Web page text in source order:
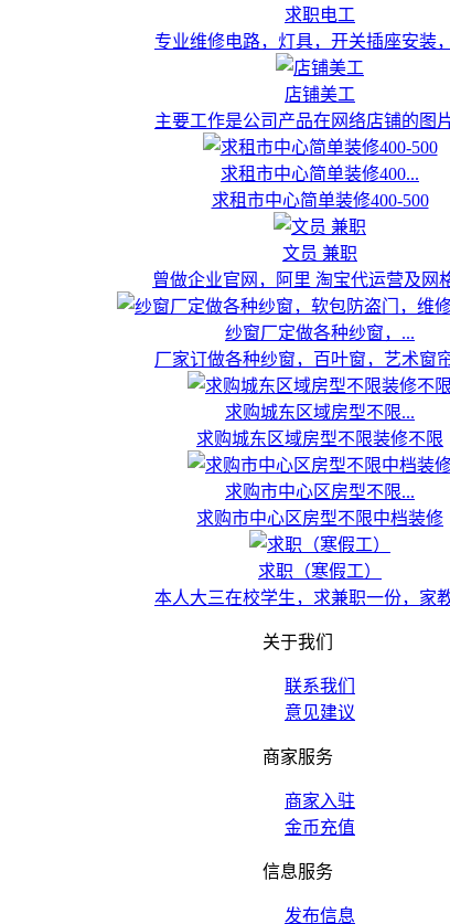
求职电工
专业维修电路，灯具，开关插座安装
店铺美工
主要工作是公司产品在网络店铺的图
求租市中心简单装修400...
求租市中心简单装修400-500
文员 兼职
曾做企业官网，阿里 淘宝代运营及网
纱窗厂定做各种纱窗，...
厂家订做各种纱窗，百叶窗，艺术窗
求购城东区域房型不限...
求购城东区域房型不限装修不限
求购市中心区房型不限...
求购市中心区房型不限中档装修
求职（寒假工）
本人大三在校学生，求兼职一份，家
关于我们
联系我们
意见建议
商家服务
商家入驻
金币充值
信息服务
发布信息